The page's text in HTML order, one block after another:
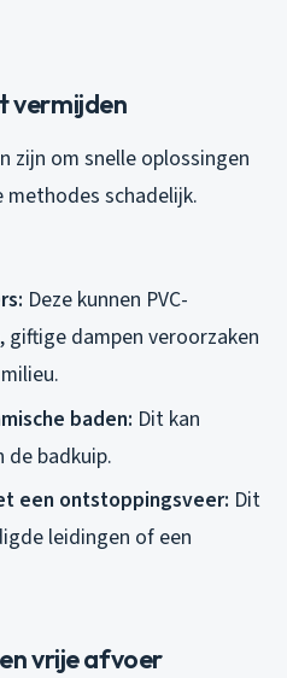
vermijden
zijn om snelle oplossingen
schadelijk.
Deze kunnen PVC-
giftige dampen veroorzaken
baden: Dit kan
de badkuip.
een ontstoppingsveer: Dit
leidingen of een
vrije afvoer